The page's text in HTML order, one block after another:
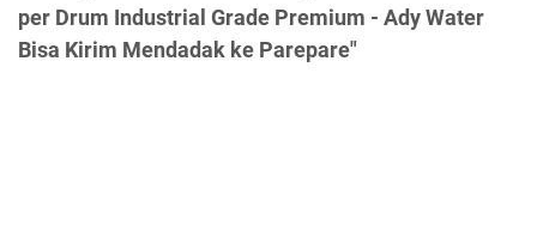
per Drum Industrial Grade Premium - Ady Water
Bisa Kirim Mendadak ke Parepare"